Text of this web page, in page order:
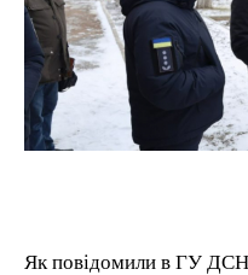
Як повідомили в ГУ